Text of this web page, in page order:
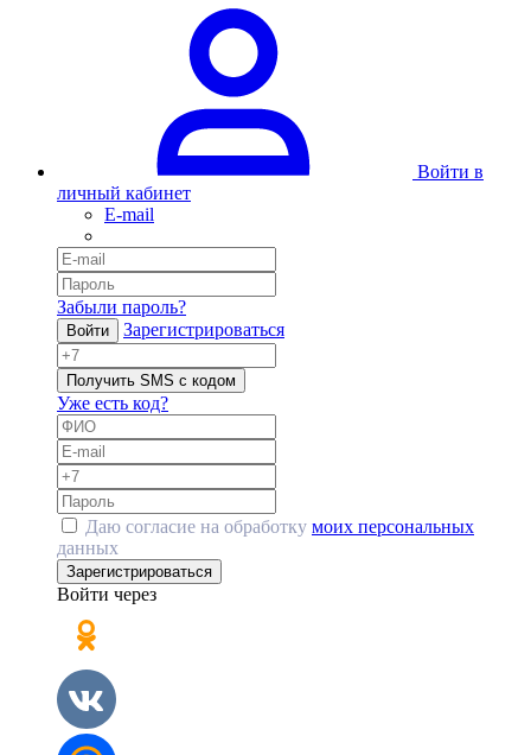
Войти в
личный кабинет
E-mail
Забыли пароль?
Войти Зарегистрироваться
Получить SMS с кодом
Уже есть код?
Даю согласие на обработку моих персональных
данных
Зарегистрироваться
Войти через